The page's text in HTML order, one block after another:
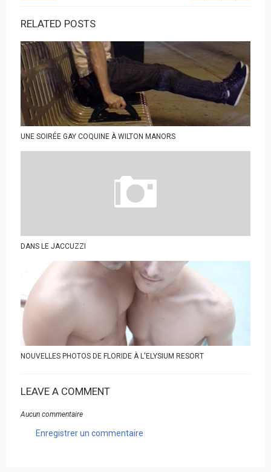
RELATED POSTS
UNE SOIRÉE GAY COQUINE À WILTON MANORS
DANS LE JACCUZZI
NOUVELLES PHOTOS DE FLORIDE À L'ELYSIUM RESORT
LEAVE A COMMENT
Aucun commentaire
Enregistrer un commentaire